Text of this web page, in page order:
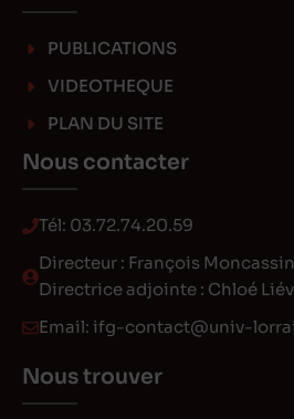
PUBLICATIONS
VIDEOTHEQUE
PLAN DU SITE
Nous contacter
Tél: 03.72.74.20.59
Directeur : François Moncassin
Directrice adjointe : Chloé
Email: ifg-contact@univ-
Nous trouver